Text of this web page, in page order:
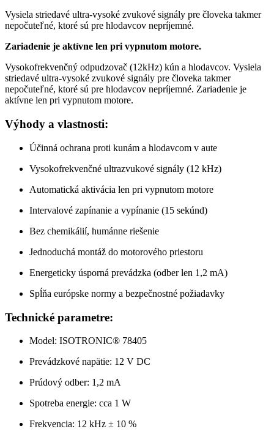
Vysiela striedavé ultra-vysoké zvukové signály pre človeka takmer
nepočuteľné, ktoré sú pre hlodavcov nepríjemné.
Zariadenie je aktívne len pri vypnutom motore.
Vysokofrekvenčný odpudzovač (12kHz) kún a hlodavcov. Vysiela
striedavé ultra-vysoké zvukové signály pre človeka takmer
nepočuteľné, ktoré sú pre hlodavcov nepríjemné. Zariadenie je
aktívne len pri vypnutom motore.
Výhody a vlastnosti:
Účinná ochrana proti kunám a hlodavcom v aute
Vysokofrekvenčné ultrazvukové signály (12 kHz)
Automatická aktivácia len pri vypnutom motore
Intervalové zapínanie a vypínanie (15 sekúnd)
Bez chemikálií, humánne riešenie
Jednoduchá montáž do motorového priestoru
Energeticky úsporná prevádzka (odber len 1,2 mA)
Spĺňa európske normy a bezpečnostné požiadavky
Technické parametre:
Model: ISOTRONIC® 78405
Prevádzkové napätie: 12 V DC
Prúdový odber: 1,2 mA
Spotreba energie: cca 1 W
Frekvencia: 12 kHz ± 10 %